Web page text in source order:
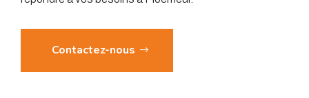
Contactez-nous